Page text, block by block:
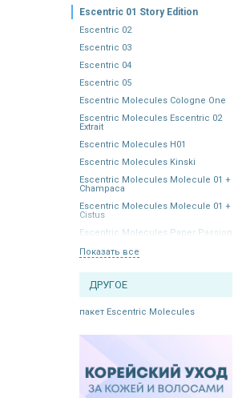
Escentric 01 Story Edition
Escentric 02
Escentric 03
Escentric 04
Escentric 05
Escentric Molecules Cologne One
Escentric Molecules Escentric 02
Extrait
Escentric Molecules H01
Escentric Molecules Kinski
Escentric Molecules Molecule 01 +
Champaca
Escentric Molecules Molecule 01 +
Cistus
Escentric Molecules Paper Passion
Показать все
ДРУГОЕ
пакет Escentric Molecules